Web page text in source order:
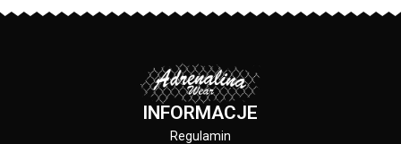
Kolor: Szary
INFORMACJE
Regulamin